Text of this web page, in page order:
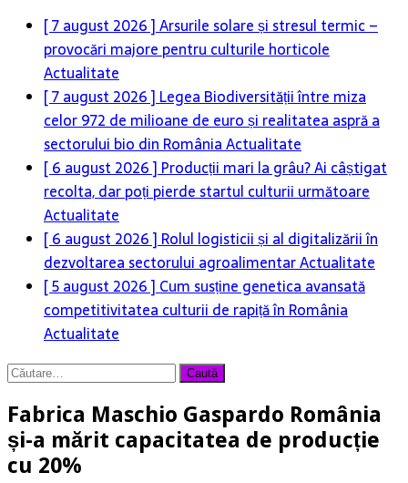
[ 7 august 2026 ]Arsurile solare și stresul termic –
provocări majore pentru culturile horticole
Actualitate
[ 7 august 2026 ] Legea Biodiversității între miza
celor 972 de milioane de euro și realitatea aspră a
sectorului bio din RomâniaActualitate
[ 6 august 2026 ] Producții mari la grâu? Ai câștigat
recolta, dar poți pierde startul culturii următoare
Actualitate
[ 6 august 2026 ] Rolul logisticii și al digitalizării în
dezvoltarea sectorului agroalimentarActualitate
[ 5 august 2026 ] Cum susține genetica avansată
competitivitatea culturii de rapiță în România
Actualitate
Caută
Fabrica Maschio Gaspardo România
și-a mărit capacitatea de producție
cu 20%